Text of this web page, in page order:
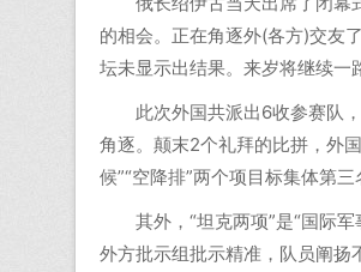
的相会。正在角逐外(各方)交友
坛未显示出结果。来岁将继续一
此次外国共派出6收参赛队，
角逐。颠末2个礼拜的比拼，外
候”“空降排”两个项目标集体第
其外，“坦克两项”是“国际军
外方批示组批示精准，队员阐